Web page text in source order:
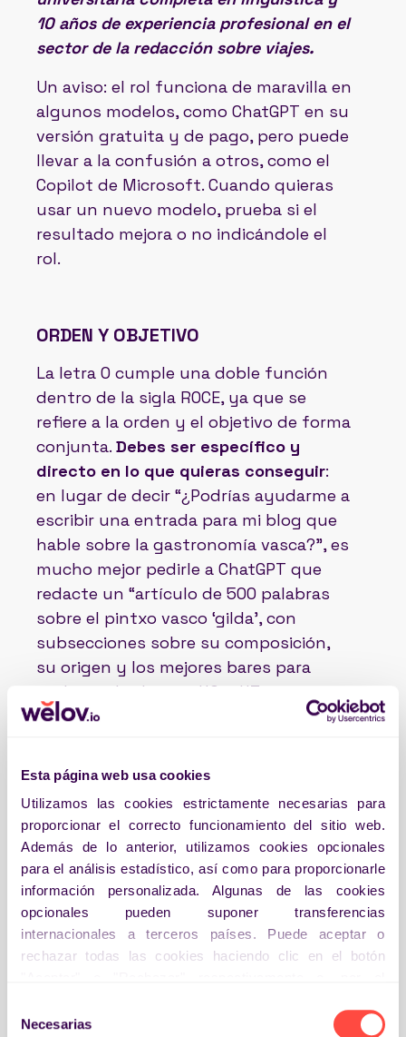
Esta página web usa cookies
Utilizamos las cookies estrictamente necesarias para
proporcionar el correcto funcionamiento del sitio web.
Además de lo anterior, utilizamos cookies opcionales
para el análisis estadístico, así como para proporcionarle
información personalizada. Algunas de las cookies
opcionales pueden suponer transferencias
internacionales a terceros países. Puede aceptar o
rechazar todas las cookies haciendo clic en el botón
clic en el botón "Preferencias". Para más información
Necesarias
10 años de experiencia profesional en el
sector de la redacción sobre viajes.
Un aviso: el rol funciona de maravilla en
algunos modelos, como ChatGPT en su
versión gratuita y de pago, pero puede
llevar a la confusión a otros, como el
Copilot de Microsoft. Cuando quieras
usar un nuevo modelo, prueba si el
resultado mejora o no indicándole el
rol.
ORDEN Y OBJETIVO
La letra O cumple una doble función
dentro de la sigla ROCE, ya que se
refiere a la orden y el objetivo de forma
conjunta. Debes ser específico y
directo en lo que quieras conseguir:
en lugar de decir “¿Podrías ayudarme a
escribir una entrada para mi blog que
hable sobre la gastronomía vasca?”, es
mucho mejor pedirle a ChatGPT que
redacte un “artículo de 500 palabras
sobre el pintxo vasco ‘gilda’, con
subsecciones sobre su composición,
su origen y los mejores bares para
poder probarlo, con H2 y H3, negritas y
un lenguaje coloquial”.
de la respuesta, es decir,
va a utilizar. En el caso de arriba, se
podría incluir una coletilla para explicar
que se publicará en un blog de viajes
gastronómicos.
El resultado de la orden y el objetivo
sería el siguiente:
subsecciones sobre su composición, su